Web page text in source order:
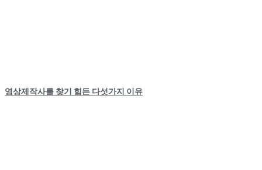
영상제작사를 찾기 힘든 다섯가지 이유